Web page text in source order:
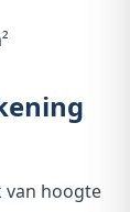
van hoogte